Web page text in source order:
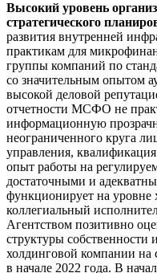
Высокий уровень
стратегического
развития внутренней
практикам для
группы компаний по
со значительным опытом
высокой деловой
отчетности МСФО не
информационную
неограниченного круга
управления,
опыт работы на
достаточными и
функционирует на уровне
коллегиальный
Агентством позитивно
структуры собственности
холдинговой компании на
в начале 2022 года. В